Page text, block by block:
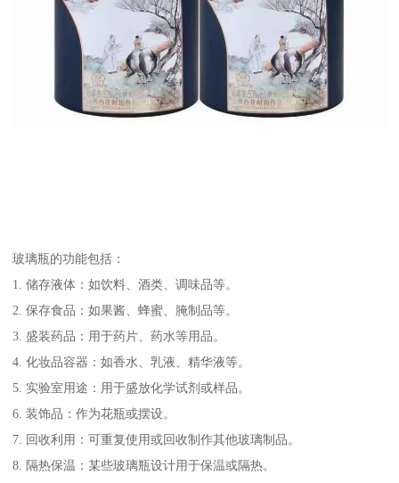
玻璃瓶的功能包括：
1. 储存液体：如饮料、酒类、调味品等。
2. 保存食品：如果酱、蜂蜜、腌制品等。
3. 盛装药品：用于药片、药水等用品。
4. 化妆品容器：如香水、乳液、精华液等。
5. 实验室用途：用于盛放化学试剂或样品。
6. 装饰品：作为花瓶或摆设。
7. 回收利用：可重复使用或回收制作其他玻璃制品。
8. 隔热保温：某些玻璃瓶设计用于保温或隔热。